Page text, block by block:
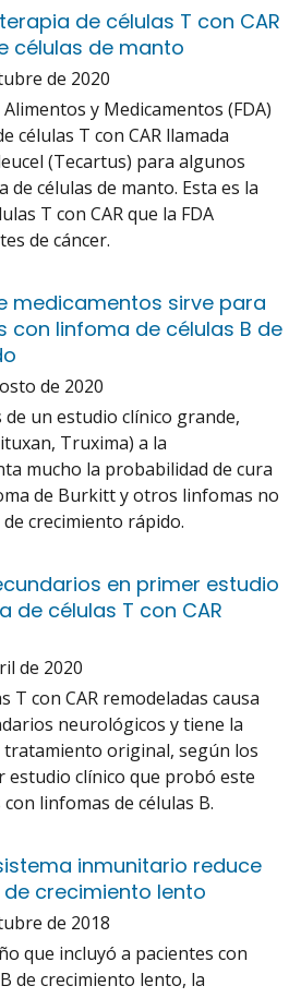
de células T con CAR
células de manto
de 2020
y Medicamentos (FDA)
células T con CAR llamada
(Tecartus) para algunos
de células de manto. Esta es la
T con CAR que la FDA
de cáncer.
medicamentos sirve para
con linfoma de células B de
de 2020
un estudio clínico grande,
Truxima) a la
mucho la probabilidad de cura
de Burkitt y otros linfomas no
crecimiento rápido.
en primer estudio
de células T con CAR
de 2020
T con CAR remodeladas causa
neurológicos y tiene la
tratamiento original, según los
estudio clínico que probó este
linfomas de células B.
inmunitario reduce
crecimiento lento
de 2018
que incluyó a pacientes con
de crecimiento lento, la